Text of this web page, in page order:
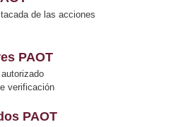
de las acciones
PAOT
verificación
PAOT